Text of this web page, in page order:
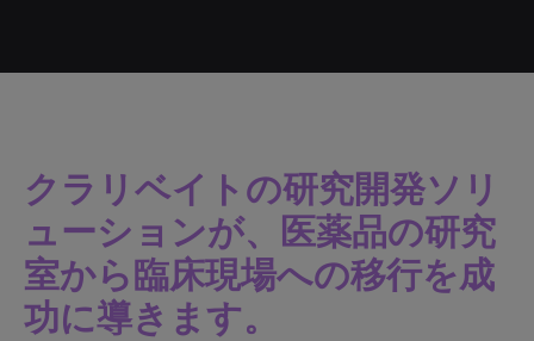
クラリベイトの研究開発ソリ
ューションが、医薬品の研究
室から臨床現場への移行を成
功に導きます。